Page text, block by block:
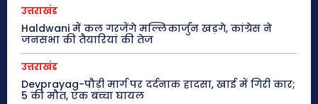
उत्तराखंड
Haldwani में कल गरजेंगे मल्लिकार्जुन खड़गे, कांग्रेस ने
जनसभा की तैयारियां की तेज
उत्तराखंड
Devprayag-पौड़ी मार्ग पर दर्दनाक हादसा, खाई में गिरी कार;
5 की मौत, एक बच्चा घायल